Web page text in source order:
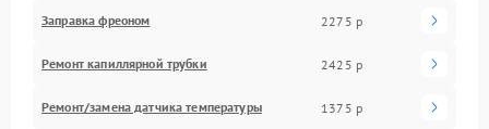
Заправка фреоном 2275 р
Ремонт капиллярной трубки 2425 р
Ремонт/замена датчика температуры 1375 р